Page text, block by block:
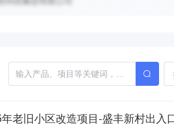
年老旧小区改造项目-盛丰新村出